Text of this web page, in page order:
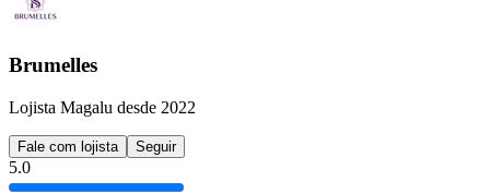
Brumelles
Lojista Magalu desde 2022
Fale com lojista Seguir
5.0